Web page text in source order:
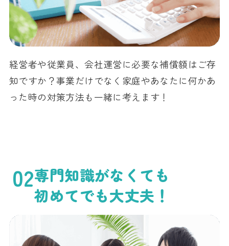
経営者や従業員、会社運営に必要な補償額はご存
知ですか？事業だけでなく家庭やあなたに何かあ
った時の対策方法も一緒に考えます！
02専門知識がなくても
初めてでも大丈夫！